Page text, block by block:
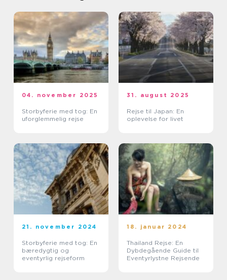
04. november 2025
Storbyferie med tog: En
uforglemmelig rejse
31. august 2025
Rejse til Japan: En
oplevelse for livet
21. november 2024
Storbyferie med tog: En
bæredygtig og
eventyrlig rejseform
18. januar 2024
Thailand Rejse: En
Dybdegående Guide til
Eventyrlystne Rejsende